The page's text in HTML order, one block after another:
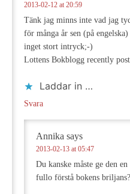
2013-02-12 at 20:59
Tänk jag minns inte vad jag
för många år sen (på
inget stort intryck;-)
Lottens Bokblogg recently
Laddar in …
Svara
Annika says
2013-02-13 at 05:47
Du kanske måste ge den
fullo förstå bokens